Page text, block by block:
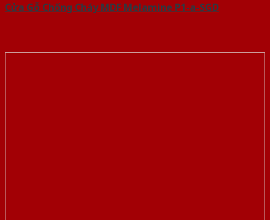
Cửa Gỗ Chống Cháy MDF Melamine P1-a-SGD